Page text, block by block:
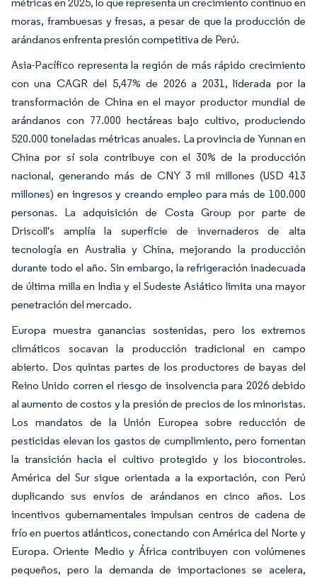
moras, frambuesas y fresas, a pesar de que la producción de
arándanos enfrenta presión competitiva de Perú.
Asia-Pacífico representa la región de más rápido crecimiento
con una CAGR del 5,47% de 2026 a 2031, liderada por la
transformación de China en el mayor productor mundial de
arándanos con 77.000 hectáreas bajo cultivo, produciendo
520.000 toneladas métricas anuales. La provincia de Yunnan en
China por sí sola contribuye con el 30% de la producción
nacional, generando más de CNY 3 mil millones (USD 413
millones) en ingresos y creando empleo para más de 100.000
personas. La adquisición de Costa Group por parte de
Driscoll's amplía la superficie de invernaderos de alta
tecnología en Australia y China, mejorando la producción
durante todo el año. Sin embargo, la refrigeración inadecuada
de última milla en India y el Sudeste Asiático limita una mayor
penetración del mercado.
Europa muestra ganancias sostenidas, pero los extremos
climáticos socavan la producción tradicional en campo
abierto. Dos quintas partes de los productores de bayas del
Reino Unido corren el riesgo de insolvencia para 2026 debido
al aumento de costos y la presión de precios de los minoristas.
Los mandatos de la Unión Europea sobre reducción de
pesticidas elevan los gastos de cumplimiento, pero fomentan
la transición hacia el cultivo protegido y los biocontroles.
América del Sur sigue orientada a la exportación, con Perú
duplicando sus envíos de arándanos en cinco años. Los
incentivos gubernamentales impulsan centros de cadena de
frío en puertos atlánticos, conectando con América del Norte y
Europa. Oriente Medio y África contribuyen con volúmenes
pequeños, pero la demanda de importaciones se acelera,